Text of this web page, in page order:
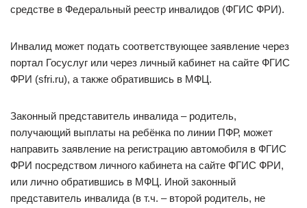
средстве в Федеральный реестр инвалидов (ФГИС ФРИ).
Инвалид может подать соответствующее заявление через
портал Госуслуг или через личный кабинет на сайте ФГИС
ФРИ (sfri.ru), а также обратившись в МФЦ.
Законный представитель инвалида – родитель,
получающий выплаты на ребёнка по линии ПФР, может
направить заявление на регистрацию автомобиля в ФГИС
ФРИ посредством личного кабинета на сайте ФГИС ФРИ,
или лично обратившись в МФЦ. Иной законный
представитель инвалида (в т.ч. – второй родитель, не